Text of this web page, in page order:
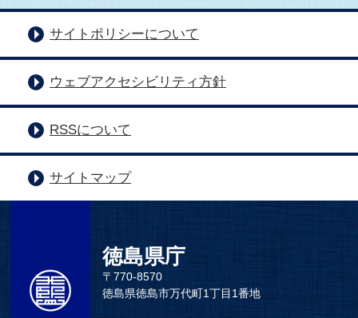
サイトポリシーについて
ウェブアクセシビリティ方針
RSSについて
サイトマップ
徳島県庁
〒770-8570
徳島県徳島市万代町1丁目1番地